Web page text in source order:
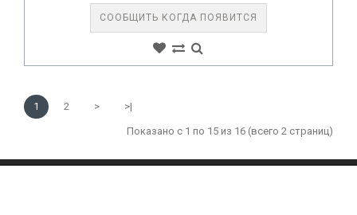
СООБЩИТЬ КОГДА ПОЯВИТСЯ
1 2 > >|
Показано с 1 по 15 из 16 (всего 2 страниц)